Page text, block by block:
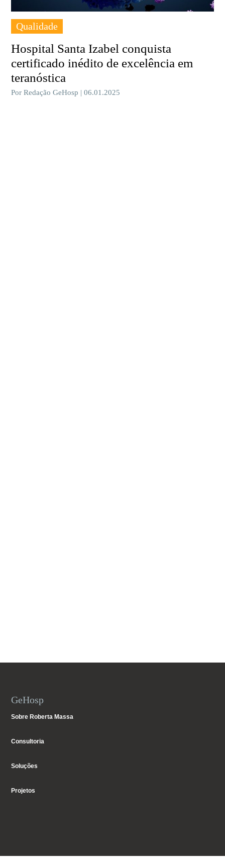
Qualidade
Hospital Santa Izabel conquista
certificado inédito de excelência em
teranóstica
Por Redação GeHosp | 06.01.2025
GeHosp
Sobre Roberta Massa
Consultoria
Soluções
Projetos